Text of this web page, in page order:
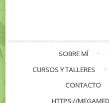
SOBRE MÍ
CURSOS Y TALLERES
CONTACTO
HTTPS://